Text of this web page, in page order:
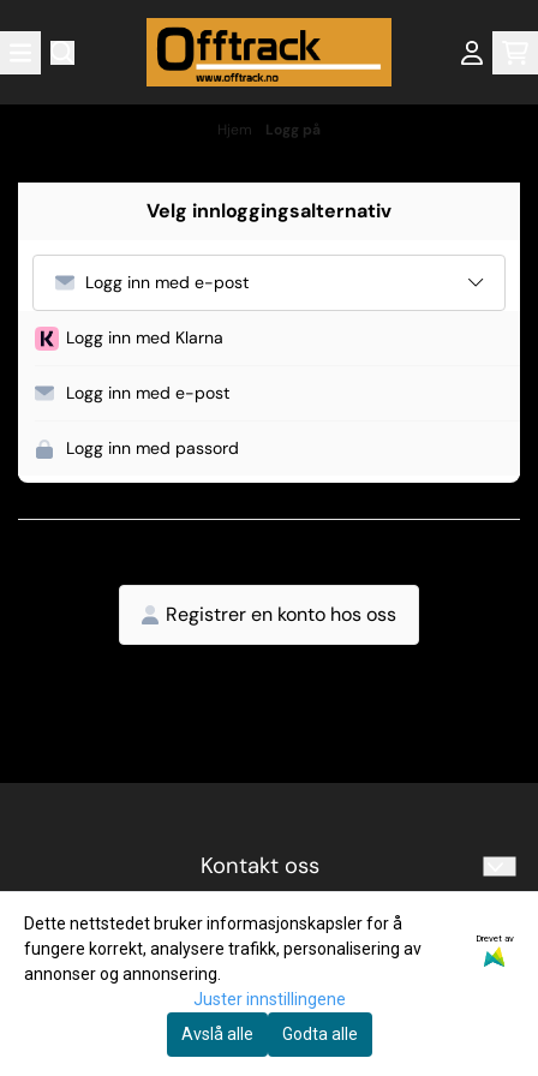
Hjem Logg på
Velg innloggingsalternativ
Logg inn med e-post
Logg inn med Klarna
Logg inn med e-post
Logg inn med passord
Registrer en konto hos oss
Kontakt oss
butikk@offtrack.no
+47 738 738 80
Besøk oss
7049 TRONDHEIM
Åpningstider
Vi tar i mot kunder på hverdager
Dette nettstedet bruker informasjonskapsler for å
fungere korrekt, analysere trafikk, personalisering av
annonser og annonsering.
Drevet av
Juster innstillingene
Avslå alle
Godta alle